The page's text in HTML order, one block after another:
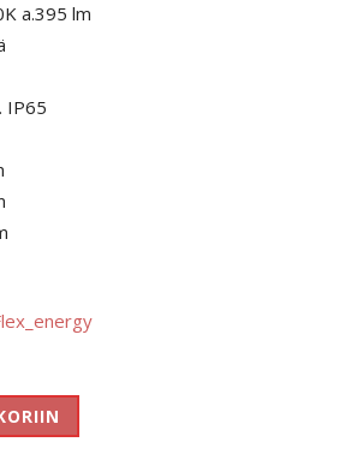
a.395 lm
IP65